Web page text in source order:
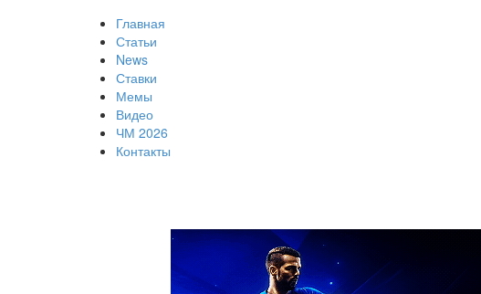
Главная
Статьи
News
Ставки
Мемы
Видео
ЧМ 2026
Контакты